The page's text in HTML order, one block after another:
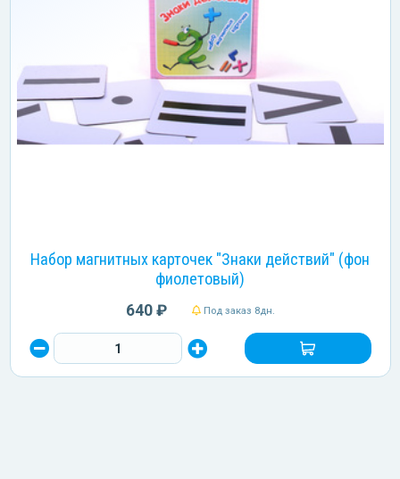
Набор магнитных карточек "Знаки действий" (фон
фиолетовый)
640 ₽ Под заказ 8дн.